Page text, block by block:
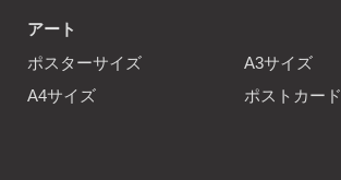
アート
ポスターサイズ
A3サイズ
A4サイズ
ポストカード